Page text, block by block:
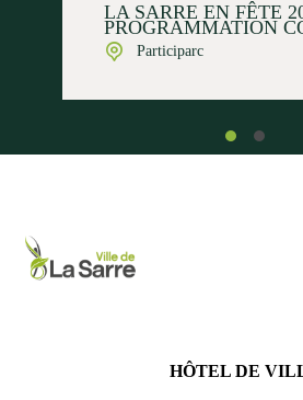
LA SARRE EN FÊTE
PROGRAMMATION
Participarc
HÔTEL DE